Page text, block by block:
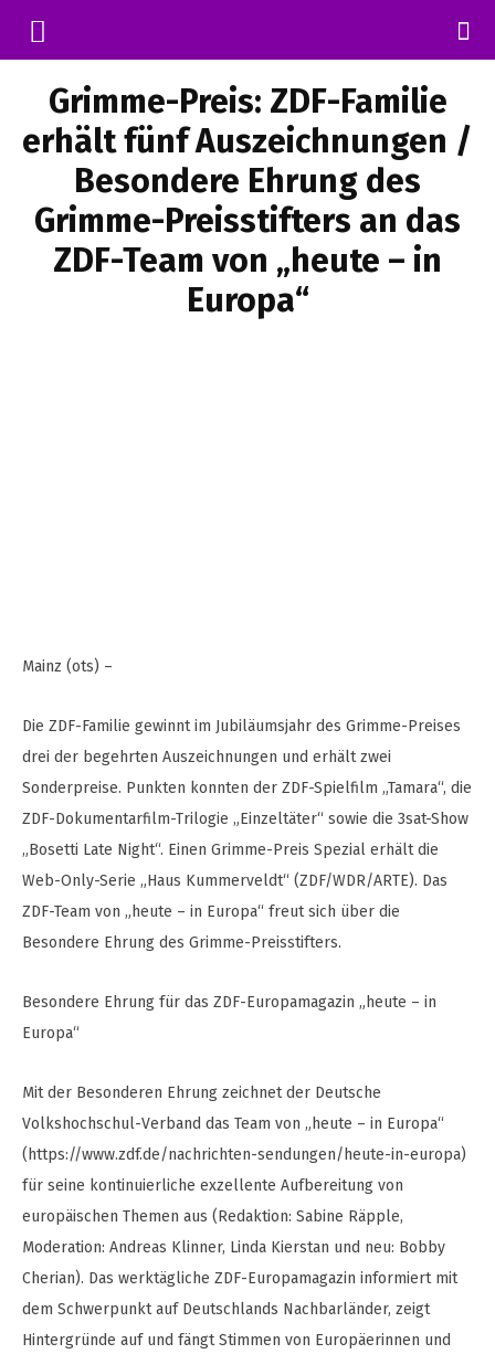
Grimme-Preis: ZDF-Familie
erhält fünf Auszeichnungen /
Besondere Ehrung des
Grimme-Preisstifters an das
ZDF-Team von „heute – in
Europa“
Mainz (ots) –
Die ZDF-Familie gewinnt im Jubiläumsjahr des Grimme-Preises
drei der begehrten Auszeichnungen und erhält zwei
Sonderpreise. Punkten konnten der ZDF-Spielfilm „Tamara“, die
ZDF-Dokumentarfilm-Trilogie „Einzeltäter“ sowie die 3sat-Show
„Bosetti Late Night“. Einen Grimme-Preis Spezial erhält die
Web-Only-Serie „Haus Kummerveldt“ (ZDF/WDR/ARTE). Das
ZDF-Team von „heute – in Europa“ freut sich über die
Besondere Ehrung des Grimme-Preisstifters.
Besondere Ehrung für das ZDF-Europamagazin „heute – in
Europa“
Mit der Besonderen Ehrung zeichnet der Deutsche
Volkshochschul-Verband das Team von „heute – in Europa“
(https://www.zdf.de/nachrichten-sendungen/heute-in-europa)
für seine kontinuierliche exzellente Aufbereitung von
europäischen Themen aus (Redaktion: Sabine Räpple,
Moderation: Andreas Klinner, Linda Kierstan und neu: Bobby
Cherian). Das werktägliche ZDF-Europamagazin informiert mit
dem Schwerpunkt auf Deutschlands Nachbarländer, zeigt
Hintergründe auf und fängt Stimmen von Europäerinnen und